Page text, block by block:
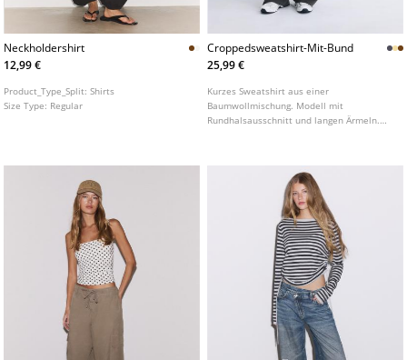
Neckholdershirt
12,99 €
Product_Type_Split:Shirts
Size Type: Regular
Croppedsweatshirt-Mit-Bund
25,99 €
Kurzes Sweatshirt aus einer
Baumwollmischung. Modell mit
Rundhalsausschnitt und langen Ärmeln.